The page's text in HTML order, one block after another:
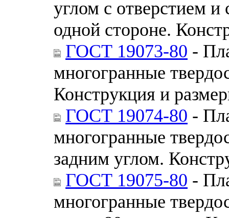
углом с отверстием
одной стороне.
ГОСТ 19073-80 -
многогранные
Конструкция и
ГОСТ 19074-80 -
многогранные
задним углом.
ГОСТ 19075-80 -
многогранные